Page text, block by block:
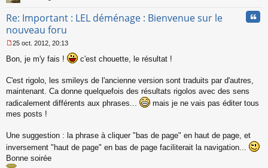
o
l
u
Re: Important : LEL déménage : Bienvenue sur le
nouveau foru
e
a
g
e
n
u
25 oct. 2012, 20:13
Bon, je m'y fais ! c'est chouette, le résultat !
C'est rigolo, les smileys de l'ancienne version sont traduits par d'autres,
maintenant. Ca donne quelquefois des résultats rigolos avec des sens
radicalement différents aux phrases...
mais je ne vais pas éditer tous
mes posts !
Une suggestion : la phrase à cliquer "bas de page" en haut de page, et
inversement "haut de page" en bas de page faciliterait la navigation...
Bonne soirée